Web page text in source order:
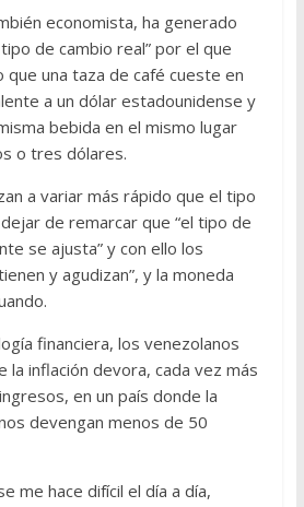
economista, ha generado
de cambio real” por el que
que una taza de café cueste en
a un dólar estadounidense y
bebida en el mismo lugar
o tres dólares.
a variar más rápido que el tipo
de remarcar que “el tipo de
se ajusta” y con ello los
y agudizan”, y la moneda
financiera, los venezolanos
la inflación devora, cada vez más
en un país donde la
devengan menos de 50
me hace difícil el día a día,